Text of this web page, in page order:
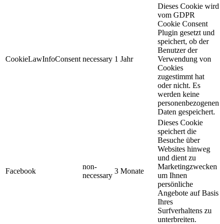
CookieLawInfoConsent necessary 1 Jahr
Dieses Cookie wird
vom GDPR
Cookie Consent
Plugin gesetzt und
speichert, ob der
Benutzer der
Verwendung von
Cookies
zugestimmt hat
oder nicht. Es
werden keine
personenbezogenen
Daten gespeichert.
Facebook
non-
necessary
3 Monate
Dieses Cookie
speichert die
Besuche über
Websites hinweg
und dient zu
Marketingzwecken
um Ihnen
persönliche
Angebote auf Basis
Ihres
Surfverhaltens zu
unterbreiten.